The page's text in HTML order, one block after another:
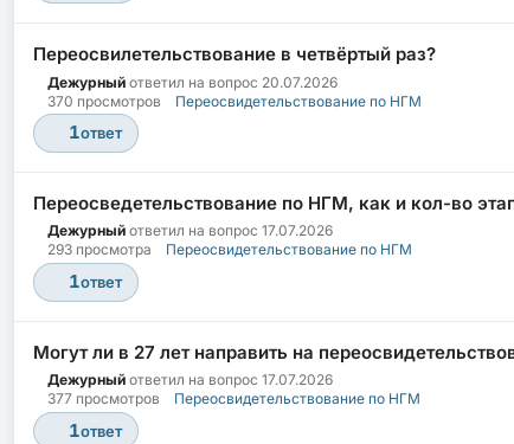
Переосвилетельствование в четвёртый раз?
Дежурный ответил на вопрос 20.07.2026
370 просмотров
Переосвидетельствование по НГМ
1ответ
Переосведетельствование по НГМ, как и кол-во
Дежурный ответил на вопрос 17.07.2026
293 просмотра
Переосвидетельствование по НГМ
1ответ
Могут ли в 27 лет направить на
Дежурный ответил на вопрос 17.07.2026
377 просмотров
Переосвидетельствование по НГМ
1ответ